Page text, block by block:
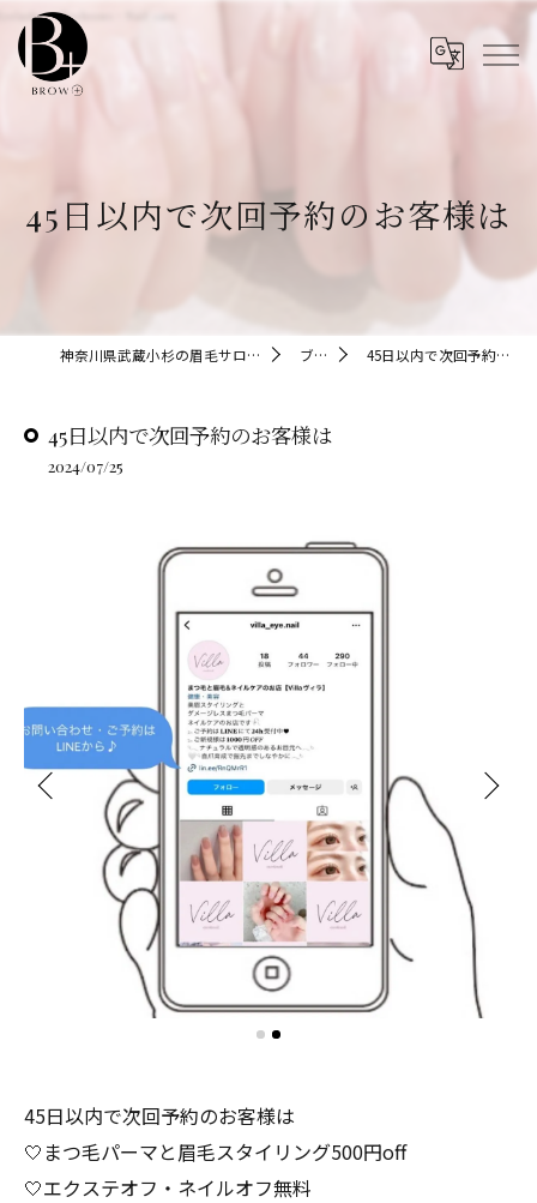
45日以内で次回予約のお客様は
神奈川県武蔵小杉の眉毛サロンならBROW+ ブログ 45日以内で次回予約のお客様は
45日以内で次回予約のお客様は
2024/07/25
45日以内で次回予約のお客様は
🤍まつ毛パーマと眉毛スタイリング500円off
🤍エクステオフ・ネイルオフ無料